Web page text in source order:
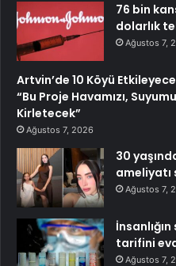
76 bin
dolarlık
Ağustos 7,
Artvin’de 10 Köyü
“Bu Proje Havamızı,
Kirletecek”
Ağustos 7, 2026
30
ameliyatı
Ağustos 7,
tarifini
Ağustos 7,